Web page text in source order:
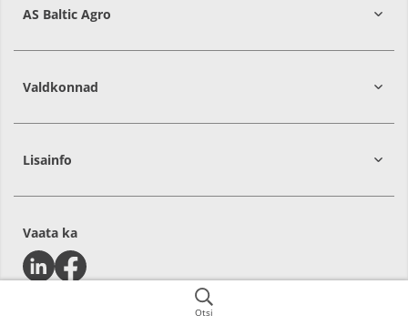
Otsi
AS Baltic Agro
Valdkonnad
Lisainfo
Vaata ka